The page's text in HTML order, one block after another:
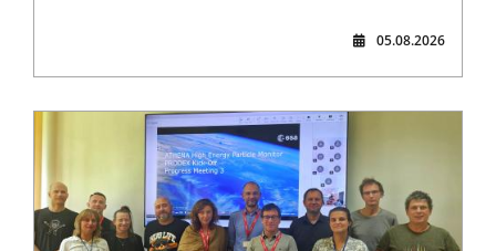
05.08.2026